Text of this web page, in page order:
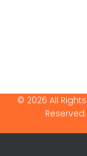
© 2026 All Rights
Reserved.